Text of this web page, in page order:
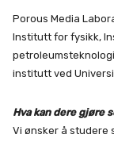
Porous Media
Institutt for fysikk,
institutt ved
Hva kan dere gjøre
Vi ønsker å studere